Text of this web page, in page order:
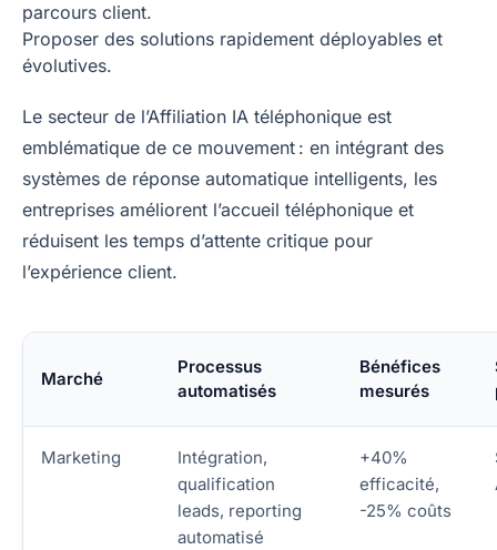
parcours client.
Proposer des solutions rapidement déployables et
évolutives.
Le secteur de l’Affiliation IA téléphonique est
emblématique de ce mouvement : en intégrant des
systèmes de réponse automatique intelligents, les
entreprises améliorent l’accueil téléphonique et
réduisent les temps d’attente critique pour
l’expérience client.
Marché
Processus
automatisés
Bénéfices
mesurés
Marketing
Intégration,
qualification
leads, reporting
automatisé
+40%
efficacité,
-25% coûts